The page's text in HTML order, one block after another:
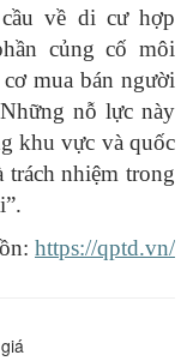
về di cư hợp
củng cố môi
mua bán người
nỗ lực này
khu vực và quốc
trách nhiệm trong
https://qptd.vn/